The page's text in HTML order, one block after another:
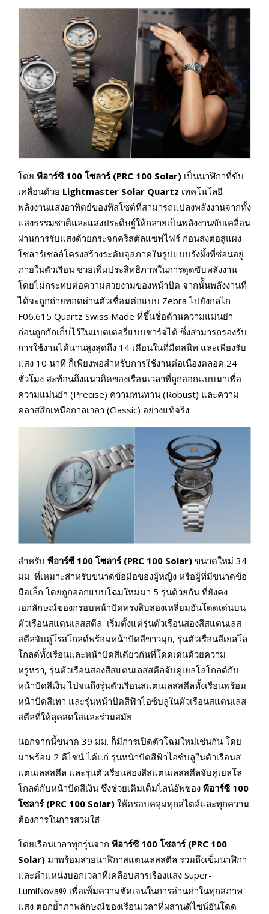
โดย พีอาร์ซี 100 โซลาร์ (PRC 100 Solar) เป็นนาฬิกาที่ขับ
เคลื่อนด้วย Lightmaster Solar Quartz เทคโนโลยี
พลังงานแสงอาทิตย์ของทิสโซต์ที่สามารถแปลงพลังงานจากทั้ง
แสงธรรมชาติและแสงประดิษฐ์ให้กลายเป็นพลังงานขับเคลื่อน
ผ่านการรับแสงด้วยกระจกคริสตัลแซฟไฟร์ ก่อนส่งต่อสู่แผง
โซลาร์เซลล์โครงสร้างระดับจุลภาคในรูปแบบรังผึ้งที่ซ่อนอยู่
ภายในตัวเรือน ช่วยเพิ่มประสิทธิภาพในการดูดซับพลังงาน
โดยไม่กระทบต่อความสวยงามของหน้าปัด จากนั้ันพลังงานที่
ได้จะถูกถ่ายทอดผ่านตัวเชื่อมต่อแบบ Zebra ไปยังกลไก
F06.615 Quartz Swiss Made ที่ขึ้นชื่อด้านความแม่นยำ
ก่อนถูกกักเก็บไว้ในแบตเตอรี่แบบชาร์จได้ ซึ่งสามารถรองรับ
การใช้งานได้นานสูงสุดถึง 14 เดือนในที่มืดสนิท และเพียงรับ
แสง 10 นาที ก็เพียงพอสำหรับการใช้งานต่อเนื่องตลอด 24
ชั่วโมง สะท้อนถึงแนวคิดของเรือนเวลาที่ถูกออกแบบมาเพื่อ
ความแม่นยำ (Precise) ความทนทาน (Robust) และความ
คลาสสิกเหนือกาลเวลา (Classic) อย่างแท้จริง
สำหรับ พีอาร์ซี 100 โซลาร์ (PRC 100 Solar) ขนาดใหม่ 34
มม. ที่เหมาะสำหรับขนาดข้อมือของผู้หญิง หรือผู้ที่มีขนาดข้อ
มือเล็ก โดยถูกออกแบบโฉมใหม่มา 5 รุ่นด้วยกัน ที่ยังคง
เอกลักษณ์ของกรอบหน้าปัดทรงสิบสองเหลี่ยมอันโดดเด่นบน
ตัวเรือนสแตนเลสสตีล เริ่มตั้งแต่รุ่นตัวเรือนสองสีสแตนเลส
สตีลจับคู่โรสโกลด์พร้อมหน้าปัดสีขาวมุก, รุ่นตัวเรือนสีเยลโล
โกลด์ทั้งเรือนและหน้าปัดสีเดียวกันที่โดดเด่นด้วยความ
หรูหรา, รุ่นตัวเรือนสองสีสแตนเลสสตีลจับคู่เยลโลโกลด์กับ
หน้าปัดสีเงิน ไปจนถึงรุ่นตัวเรือนสแตนเลสสตีลทั้งเรือนพร้อม
หน้าปัดสีเทา และรุ่นหน้าปัดสีฟ้าไอซ์บลูในตัวเรือนสแตนเลส
สตีลที่ให้ลุคสดใสและร่วมสมัย
นอกจากนี้ขนาด 39 มม. ก็มีการเปิดตัวโฉมใหม่เช่นกัน โดย
มาพร้อม 2 ดีไซน์ ได้แก่ รุ่นหน้าปัดสีฟ้าไอซ์บลูในตัวเรือนส
แตนเลสสตีล และรุ่นตัวเรือนสองสีสแตนเลสสตีลจับคู่เยลโล
โกลด์กับหน้าปัดสีเงิน ซึ่งช่วยเติมเต็มไลน์อัพของ พีอาร์ซี 100
โซลาร์ (PRC 100 Solar) ให้ครอบคลุมทุกสไตล์และทุกความ
ต้องการในการสวมใส่
โดยเรือนเวลาทุกรุ่นจาก พีอาร์ซี 100 โซลาร์ (PRC 100
Solar) มาพร้อมสายนาฬิกาสแตนเลสสตีล รวมถึงเข็มนาฬิกา
และตำแหน่งบอกเวลาที่เคลือบสารเรืองแสง Super-
LumiNova® เพื่อเพิ่มความชัดเจนในการอ่านค่าในทุกสภาพ
แสง ตอกย้ำภาพลักษณ์ของเรือนเวลาที่ผสานดีไซน์อันโดด